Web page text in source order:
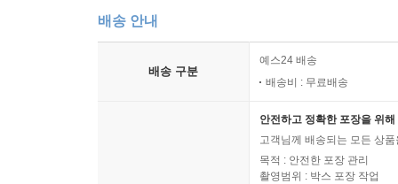
배송 안내
배송 구분
예스24 배송
배송비 : 무료배송
안전하고 정확한 포장을 위
고객님께 배송되는 모든 상
목적 : 안전한 포장 관리
촬영범위 : 박스 포장 작업